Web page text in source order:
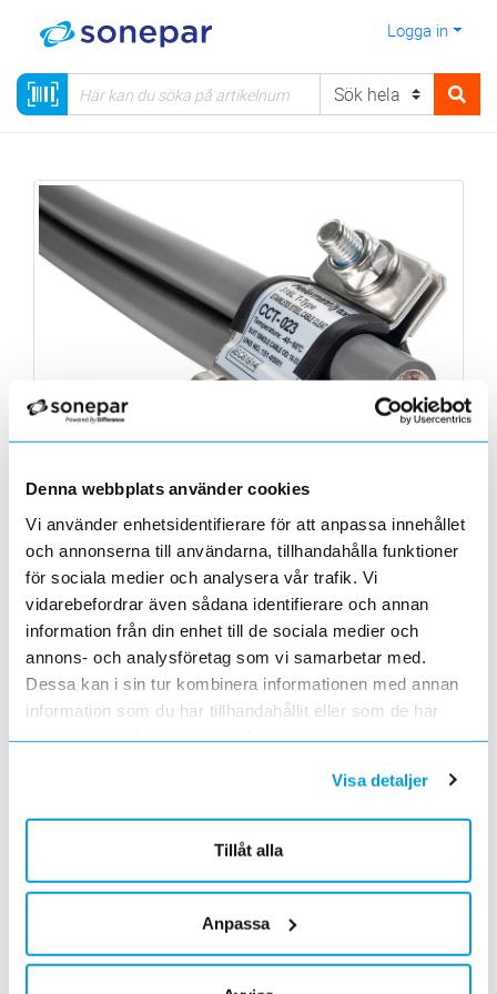
Denna webbplats använder cookies
Vi använder enhetsidentifierare för att anpassa innehållet
och annonserna till användarna, tillhandahålla funktioner
för sociala medier och analysera vår trafik. Vi
vidarebefordrar även sådana identifierare och annan
information från din enhet till de sociala medier och
annons- och analysföretag som vi samarbetar med.
Dessa kan i sin tur kombinera informationen med annan
information som du har tillhandahållit eller som de har
samlat in när du har använt deras tjänster.
Visa detaljer
Tillåt alla
Anpassa
Logga in
Kabelklämma Cable cleats
Kabelklämma Trefoil - Skyddar människor
och utrustning
Kabelklämmorna är utformade för att stödja och hålla
fast dina kablar i ditt kabelrännesystem i alla
förhållanden. Ännu viktigare är att de förhindrar skador
Kabelklämmor är en av de första försvarslinjerna som
Se alla kabelklämmor Cable Cleats från Hellermann
Tyton >>
Läs mer om produkten